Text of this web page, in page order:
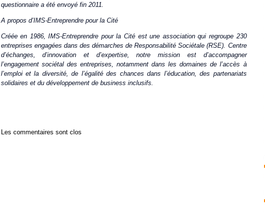
questionnaire a été envoyé fin 2011.
A propos d’IMS‐Entreprendre pour la Cité
Créée en 1986, IMS‐Entreprendre pour la Cité est une association qui regroupe 230
entreprises engagées dans des démarches de Responsabilité Sociétale (RSE). Centre
d’échanges, d’innovation et d’expertise, notre mission est d’accompagner
l’engagement sociétal des entreprises, notamment dans les domaines de l’accès à
l’emploi et la diversité, de l’égalité des chances dans l’éducation, des partenariats
solidaires et du développement de business inclusifs.
Les commentaires sont clos